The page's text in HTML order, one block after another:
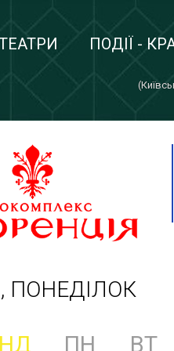
ПОДІЇ -
ПОНЕДІЛОК
НД ПН ВТ